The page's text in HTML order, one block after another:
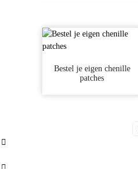
Bestel je eigen chenille
patches